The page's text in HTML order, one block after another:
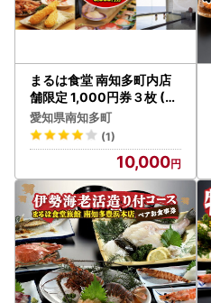
まるは食堂 南知多町内店
舗限定 1,000円券３枚 (3,
000円分)
愛知県南知多町
(1)
10,000